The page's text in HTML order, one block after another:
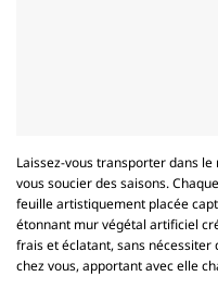
Laissez-vous transporter dans
vous soucier des saisons.
feuille artistiquement placée
étonnant mur végétal artificiel
frais et éclatant, sans nécessiter
chez vous, apportant avec elle